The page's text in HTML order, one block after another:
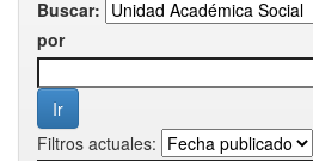
Buscar:
por
Filtros actuales: